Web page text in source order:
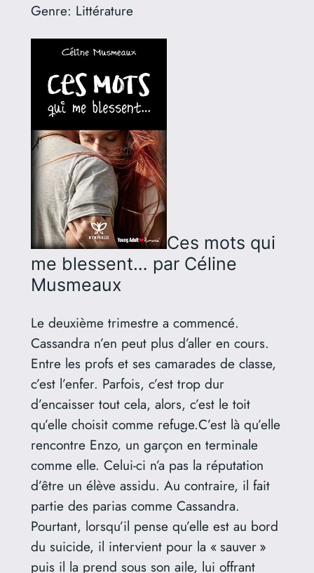
Genre: Littérature
Ces mots qui
me blessent… par Céline
Musmeaux
Le deuxième trimestre a commencé.
Cassandra n’en peut plus d’aller en cours.
Entre les profs et ses camarades de classe,
c’est l’enfer. Parfois, c’est trop dur
d’encaisser tout cela, alors, c’est le toit
qu’elle choisit comme refuge.C’est là qu’elle
rencontre Enzo, un garçon en terminale
comme elle. Celui-ci n’a pas la réputation
d’être un élève assidu. Au contraire, il fait
partie des parias comme Cassandra.
Pourtant, lorsqu’il pense qu’elle est au bord
du suicide, il intervient pour la « sauver »
puis il la prend sous son aile, lui offrant